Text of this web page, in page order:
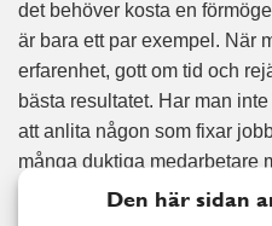
det behöver kosta en
är bara ett par exempel. När
erfarenhet, gott om tid och
bästa resultatet. Har man
att anlita någon som fixar
många duktiga medarbetare
tapetsering och de hjälper
Den här sidan